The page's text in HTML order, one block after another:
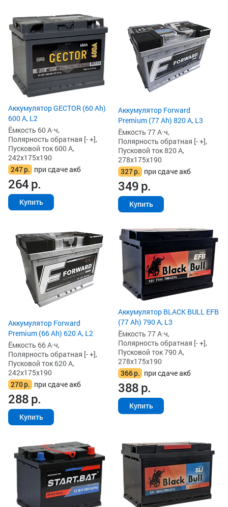
Аккумулятор GECTOR (60 Ah)
600 А, L2
Ёмкость 60 А·ч,
Полярность обратная [- +],
Пусковой ток 600 А,
242x175x190
247р. при сдаче акб
264р.
Купить
Аккумулятор Forward
Premium (77 Ah) 820 А, L3
Ёмкость 77 А·ч,
Полярность обратная [- +],
Пусковой ток 820 А,
278x175x190
327р. при сдаче акб
349р.
Купить
Аккумулятор Forward
Premium (66 Ah) 620 А, L2
Ёмкость 66 А·ч,
Полярность обратная [- +],
Пусковой ток 620 А,
242x175x190
270р. при сдаче акб
288р.
Купить
Аккумулятор BLACK BULL EFB
(77 Ah) 790 А, L3
Ёмкость 77 А·ч,
Полярность обратная [- +],
Пусковой ток 790 А,
278x175x190
366р. при сдаче акб
388р.
Купить